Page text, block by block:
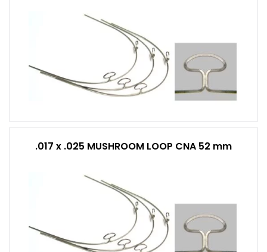
.017 x .025 MUSHROOM LOOP CNA 52 mm